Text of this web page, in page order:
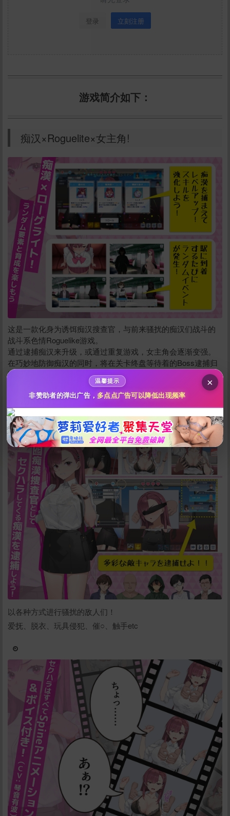
给新作限定打赏
10分 50 分 100分
200分 500分 自定义
立刻支付
登录 立刻注册
游戏简介如下：
痴汉×Roguelite×女主角!
这是一款化身为诱饵痴汉搜查官，与前来骚扰的痴汉们战斗的
战斗系色情Roguelike游戏。
通过逮捕痴汉来升级，或通过重复游戏，女主角会逐渐变强。
在巧妙地防御痴汉的同时，将在关卡终盘等待着的Boss逮捕归
案吧！
游戏特色
以各种方式进行骚扰的敌人们！
爱抚、脱衣、玩具侵犯、催○、触手etc
秒传文本链接
点击全选 ×
温馨提示
非赞助者的弹出广告， 多点点广告可以降低出现频率